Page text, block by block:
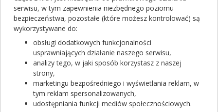
Wyczyść filtry
7Nutrition Keto Electrolytes orange
360 g
suplement diety
Dostępność
Dodaj do koszyka
serwisu, w tym zapewnienia niezbędnego poziomu
bezpieczeństwa, pozostałe (które możesz kontrolować) są
wykorzystywane do:
obsługi dodatkowych funkcjonalności
usprawniających działanie naszego serwisu,
analizy tego, w jaki sposób korzystasz z naszej
strony,
marketingu bezpośredniego i wyświetlania reklam, w
tym reklam spersonalizowanych,
udostępniania funkcji mediów społecznościowych.